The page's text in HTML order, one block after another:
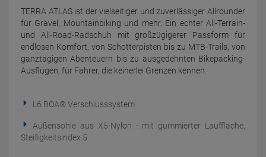
TERRA ATLAS ist der vielseitiger und zuverlässiger Allrounder
für Gravel, Mountainbiking und mehr. Ein echter All-Terrain-
und All-Road-Radschuh mit großzügigerer Passform für
endlosen Komfort, von Schotterpisten bis zu MTB-Trails, von
ganztägigen Abenteuern bis zu ausgedehnten Bikepacking-
Ausflügen, für Fahrer, die keinerlei Grenzen kennen.
L6 BOA® Verschlusssystem
Außensohle aus X5-Nylon - mit gummierter Lauffläche,
Steifigkeitsindex 5